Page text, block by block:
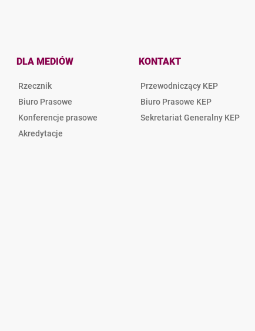
DLA MEDIÓW
Rzecznik
Biuro Prasowe
Konferencje prasowe
Akredytacje
KONTAKT
Przewodniczący KEP
Biuro Prasowe KEP
Sekretariat Generalny KEP